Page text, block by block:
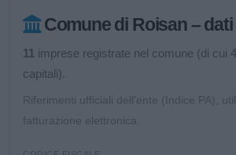
Comune di Roisan –
11 imprese registrate nel comune (di cui
capitali).
Riferimenti ufficiali dell'ente (Indice PA),
fatturazione elettronica.